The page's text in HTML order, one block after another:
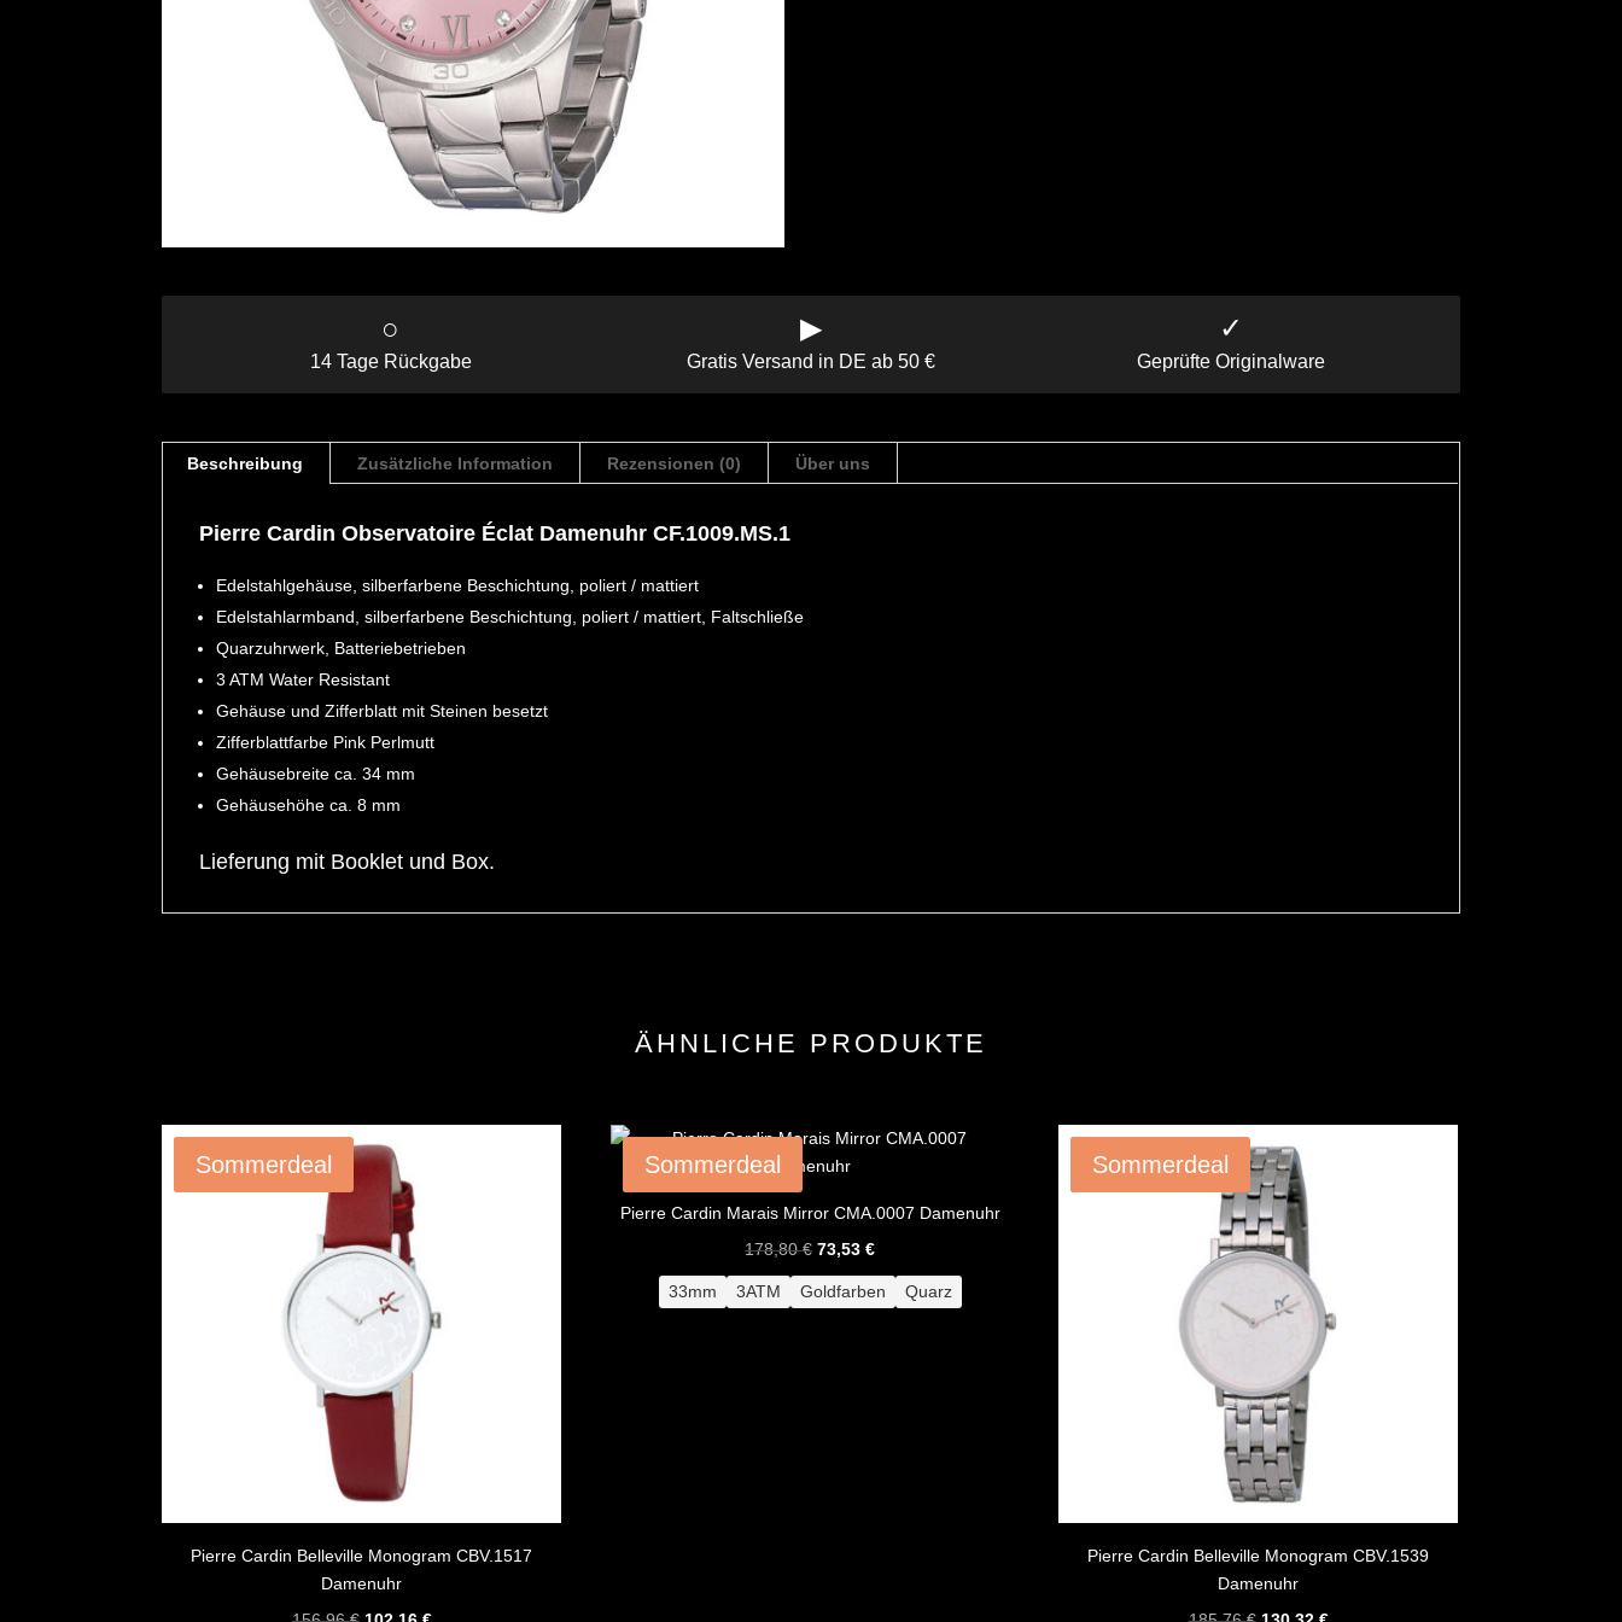
○
14 Tage Rückgabe
▶
Gratis Versand in DE ab 50 €
✓
Geprüfte Originalware
Beschreibung Zusätzliche Information Rezensionen (0) Über uns
Pierre Cardin Observatoire Éclat Damenuhr CF.1009.MS.1
Edelstahlgehäuse, silberfarbene Beschichtung, poliert / mattiert
Edelstahlarmband, silberfarbene Beschichtung, poliert / mattiert, Faltschließe
Quarzuhrwerk, Batteriebetrieben
3 ATM Water Resistant
Gehäuse und Zifferblatt mit Steinen besetzt
Zifferblattfarbe Pink Perlmutt
Gehäusebreite ca. 34 mm
Gehäusehöhe ca. 8 mm
Lieferung mit Booklet und Box.
ÄHNLICHE PRODUKTE
Angebot!
Sommerdeal
Pierre Cardin Belleville Monogram CBV.1517
Damenuhr
Angebot!
Sommerdeal
Pierre Cardin Marais Mirror CMA.0007 Damenuhr
178,80€ Ursprünglicher
Preis
war:
73,53€Aktueller
Preis
ist:
33mm 3ATM Goldfarben Quarz
Angebot!
Sommerdeal
Pierre Cardin Belleville Monogram CBV.1539
Damenuhr